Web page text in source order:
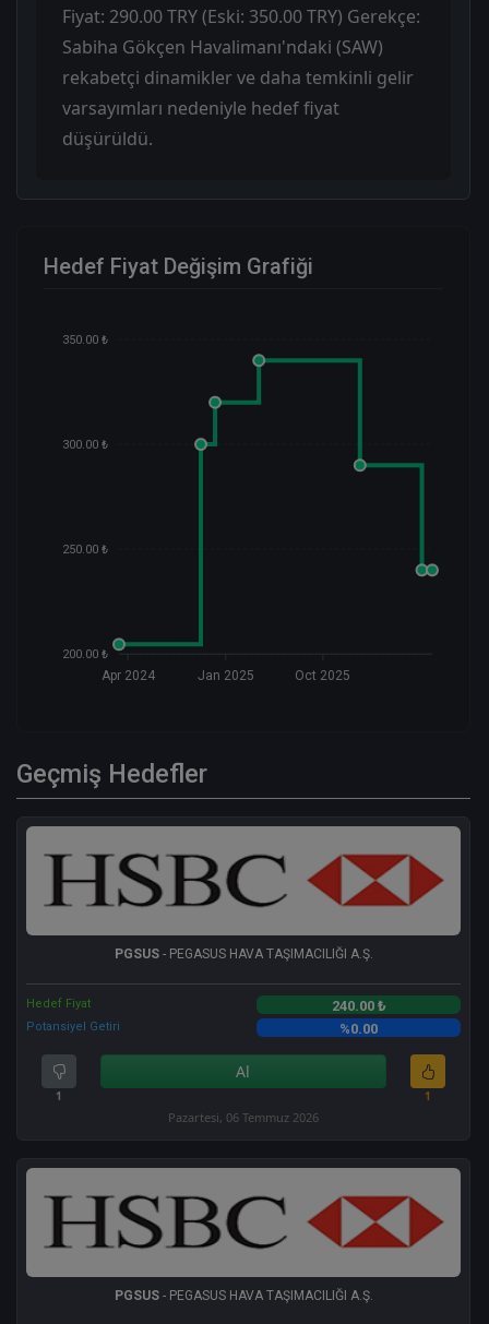
Fiyat: 290.00 TRY (Eski: 350.00 TRY) Gerekçe:
Sabiha Gökçen Havalimanı'ndaki (SAW)
rekabetçi dinamikler ve daha temkinli gelir
varsayımları nedeniyle hedef fiyat
düşürüldü.
Hedef Fiyat Değişim Grafiği
350.00 ₺
300.00 ₺
250.00 ₺
200.00 ₺
Apr 2024 Jan 2025 Oct 2025
Geçmiş Hedefler
PGSUS- PEGASUS HAVA TAŞIMACILIĞI A.Ş.
Hedef Fiyat 240.00 ₺
Potansiyel Getiri %0.00
1
Al
1
Pazartesi, 06 Temmuz 2026
PGSUS- PEGASUS HAVA TAŞIMACILIĞI A.Ş.